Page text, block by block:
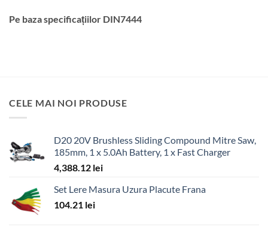
Pe baza specificațiilor DIN7444
CELE MAI NOI PRODUSE
D20 20V Brushless Sliding Compound Mitre Saw,
185mm, 1 x 5.0Ah Battery, 1 x Fast Charger
4,388.12 lei
Set Lere Masura Uzura Placute Frana
104.21 lei